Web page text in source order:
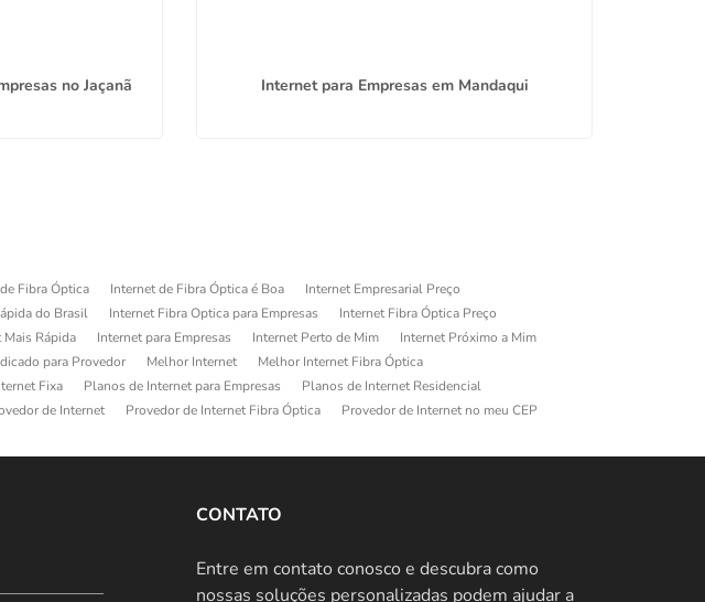
no Jaçanã Internet para Empresas em Mandaqui
Fibra Óptica Internet de Fibra Óptica é Boa
Internet Empresarial Preço
do Brasil Internet Fibra Optica para Empresas
Internet Fibra Óptica Preço
Mais Rápida Internet para Empresas Internet Perto de Mim
Internet Próximo a Mim
para Provedor Melhor Internet
Melhor Internet Fibra Óptica
Fixa Planos de Internet para Empresas
Planos de Internet Residencial
de Internet Provedor de Internet Fibra Óptica
Provedor de Internet no meu CEP
CONTATO
Entre em contato conosco e descubra como
nossas soluções personalizadas podem ajudar a